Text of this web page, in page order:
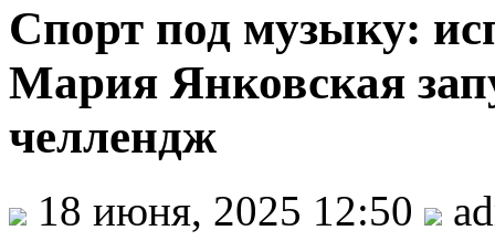
Спорт под музыку:
Мария Янковская
челлендж
18 июня, 2025 12:50